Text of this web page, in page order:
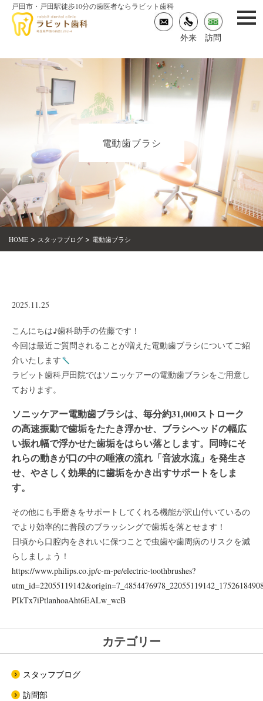
戸田市・戸田駅徒歩10分の歯医者ならラビット歯科
外来 訪問
電動歯ブラシ
HOME > スタッフブログ > 電動歯ブラシ
2025.11.25
こんにちは♪歯科助手の佐藤です！
今回は最近ご質問されることが増えた電動歯ブラシについてご紹
介いたします
ラビット歯科戸田院ではソニッケアーの電動歯ブラシをご用意し
ております。
ソニッケアー電動歯ブラシは、毎分約31,000ストローク
の高速振動で歯垢をたたき浮かせ、ブラシヘッドの幅広
い振れ幅で浮かせた歯垢をはらい落とします。同時にそ
れらの動きが口の中の唾液の流れ「音波水流」を発生さ
せ、やさしく効果的に歯垢をかき出すサポートをしま
す。
その他にも手磨きをサポートしてくれる機能が沢山付いているの
でより効率的に普段のブラッシングで歯垢を落とせます！
日頃から口腔内をきれいに保つことで虫歯や歯周病のリスクを減
らしましょう！
https://www.philips.co.jp/c-m-pe/electric-toothbrushes?
PIkTx7iPtlanhoaAht6EALw_wcB
カテゴリー
スタッフブログ
訪問部